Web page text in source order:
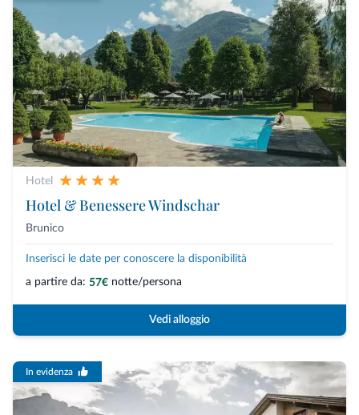
Hotel
Hotel & Benessere Windschar
Brunico
Inserisci le date per conoscere la disponibilità
a partire da: 57€ notte/persona
Vedi alloggio
In evidenza